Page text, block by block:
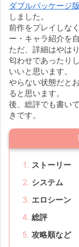
ダブルパッケージ版
しました。
前作をプレイしな
ー・キャラ紹介を
ただ、詳細はやは
匂わせであったり
いいと思います。
やらない状態だと
ると思います。
後、総評でも書い
きです。
ストーリー
システム
エロシーン
総評
攻略順など